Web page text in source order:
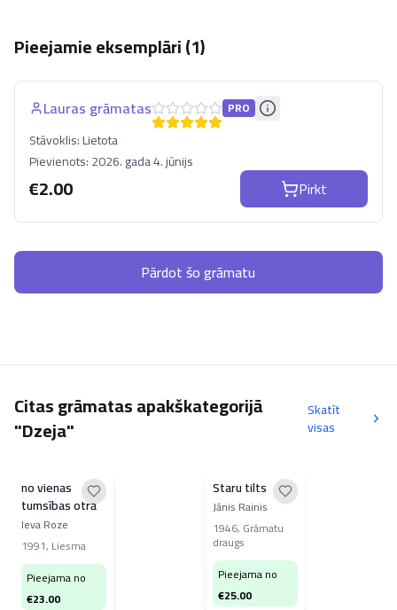
Pieejamie eksemplāri (1)
Lauras grāmatas PRO
Stāvoklis:Lietota
Pievienots:2026. gada 4. jūnijs
€2.00 Pirkt
Pārdot šo grāmatu
Citas grāmatas apakškategorijā
"Dzeja"
Skatīt
visas
no vienas
tumsības otrā
Ieva Roze
1991, Liesma
Pieejama no
€23.00
Staru tilts
Jānis Rainis
1946, Grāmatu
draugs
Pieejama no
€25.00